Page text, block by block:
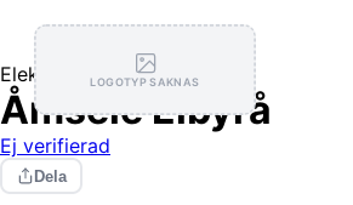
LOGOTYP SAKNAS
Elektriker
Åmsele Elbyrå
Ej verifierad
Dela